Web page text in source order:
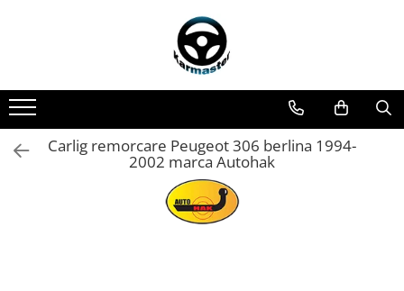
Accesorii carlige de remorcare
Accesorii cutii portbagaj
Accesorii remorci
Amortizoare osie remorci
Carlig remorcare Peugeot 306 berlina 1994-
2002 marca Autohak